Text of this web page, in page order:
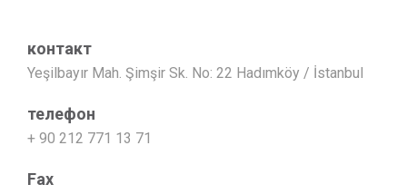
контакт
Yeşilbayır Mah. Şimşir Sk. No: 22 Hadımköy / İstanbul
телефон
+ 90 212 771 13 71
Fax